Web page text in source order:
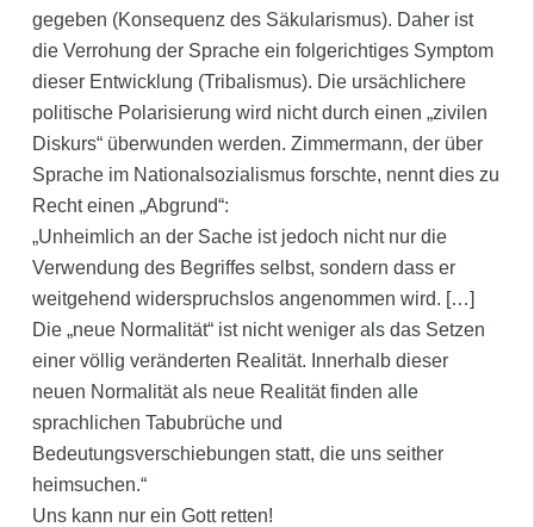
gegeben (Konsequenz des Säkularismus). Daher ist
die Verrohung der Sprache ein folgerichtiges Symptom
dieser Entwicklung (Tribalismus). Die ursächlichere
politische Polarisierung wird nicht durch einen „zivilen
Diskurs“ überwunden werden. Zimmermann, der über
Sprache im Nationalsozialismus forschte, nennt dies zu
Recht einen „Abgrund“:
„Unheimlich an der Sache ist jedoch nicht nur die
Verwendung des Begriffes selbst, sondern dass er
weitgehend widerspruchslos angenommen wird. […]
Die „neue Normalität“ ist nicht weniger als das Setzen
einer völlig veränderten Realität. Innerhalb dieser
neuen Normalität als neue Realität finden alle
sprachlichen Tabubrüche und
Bedeutungsverschiebungen statt, die uns seither
heimsuchen.“
Uns kann nur ein Gott retten!